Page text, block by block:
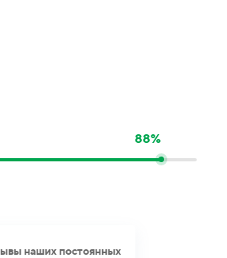
88%
наших постоянных